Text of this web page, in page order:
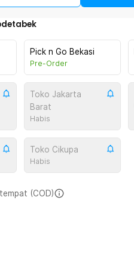
Pick n Go Bekasi
Pre-Order
Toko Jakarta
Barat
Habis
Toko Cikupa
Habis
(COD)